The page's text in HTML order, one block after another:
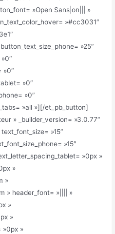
»Open Sans|on||| »
»#cc3031″
»25″
»0″
»0″
»0″
»all »][/et_pb_button]
» _builder_version= »3.0.77″
»15″
»15″
»0px »
»
»
» header_font= »|||| »
»
»
»0px »